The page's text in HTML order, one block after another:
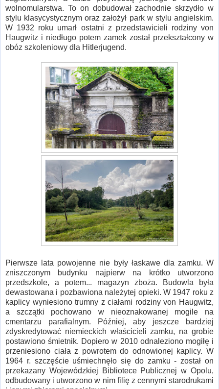
wolnomularstwa. To on dobudował zachodnie skrzydło w
stylu klasycystycznym oraz założył park w stylu angielskim.
W 1932 roku umarł ostatni z przedstawicieli rodziny von
Haugwitz i niedługo potem zamek został przekształcony w
obóz szkoleniowy dla Hitlerjugend.
Pierwsze lata powojenne nie były łaskawe dla zamku. W
zniszczonym budynku najpierw na krótko utworzono
przedszkole, a potem... magazyn zboża. Budowla była
dewastowana i pozbawiona należytej opieki. W 1947 roku z
kaplicy wyniesiono trumny z ciałami rodziny von Haugwitz,
a szczątki pochowano w nieoznakowanej mogile na
cmentarzu parafialnym. Później, aby jeszcze bardziej
zdyskredytować niemieckich właścicieli zamku, na grobie
postawiono śmietnik. Dopiero w 2010 odnaleziono mogiłę i
przeniesiono ciała z powrotem do odnowionej kaplicy. W
1964 r. szczęście uśmiechnęło się do zamku - został on
przekazany Wojewódzkiej Bibliotece Publicznej w Opolu,
odbudowany i utworzono w nim filię z cennymi starodrukami